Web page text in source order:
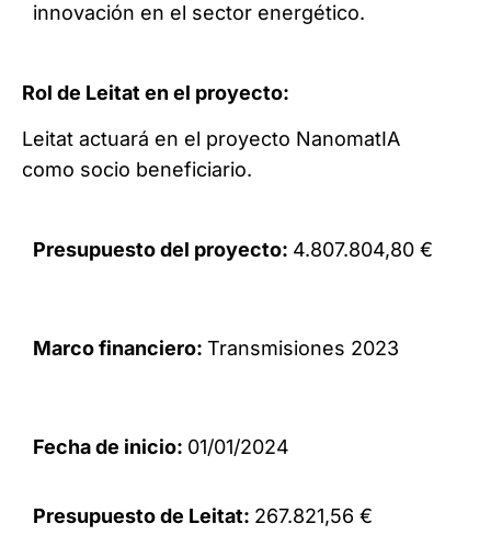
innovación en el sector energético.
Rol de Leitat en el proyecto:
Leitat actuará en el proyecto NanomatIA
como socio beneficiario.
Presupuesto del proyecto: 4.807.804,80 €
Marco financiero: Transmisiones 2023
Fecha de inicio: 01/01/2024
Presupuesto de Leitat: 267.821,56 €